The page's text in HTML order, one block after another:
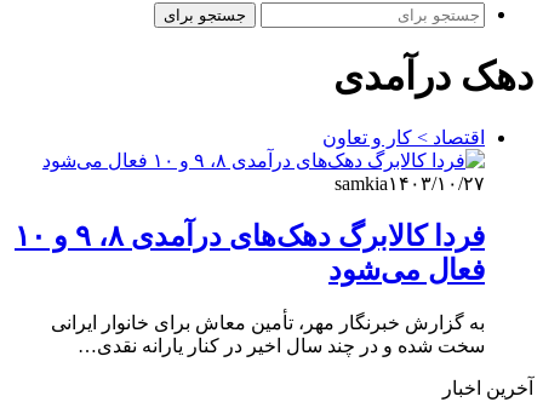
جستجو برای
دهک درآمدی
اقتصاد > کار و تعاون
samkia۱۴۰۳/۱۰/۲۷
فردا کالابرگ دهک‌های درآمدی ۸، ۹ و ۱۰
فعال می‌شود
به گزارش خبرنگار مهر، تأمین معاش برای خانوار ایرانی
سخت شده و در چند سال اخیر در کنار یارانه نقدی…
آخرین اخبار